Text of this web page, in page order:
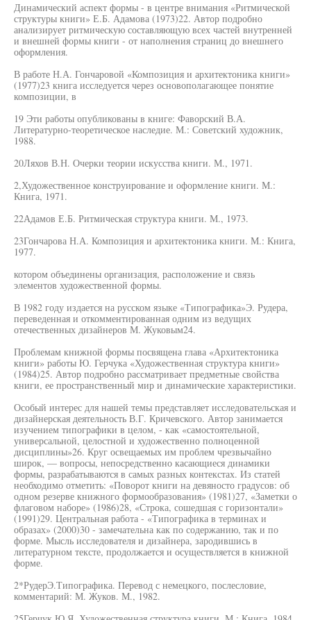
Динамический аспект формы - в центре внимания «Ритмической
структуры книги» Е.Б. Адамова (1973)22. Автор подробно
анализирует ритмическую составляющую всех частей внутренней
и внешней формы книги - от наполнения страниц до внешнего
оформления.
В работе Н.А. Гончаровой «Композиция и архитектоника книги»
(1977)23 книга исследуется через основополагающее понятие
композиции, в
19 Эти работы опубликованы в книге: Фаворский В.А.
Литературно-теоретическое наследие. М.: Советский художник,
1988.
20Ляхов В.Н. Очерки теории искусства книги. М., 1971.
2,Художественное конструирование и оформление книги. М.:
Книга, 1971.
22Адамов Е.Б. Ритмическая структура книги. М., 1973.
23Гончарова Н.А. Композиция и архитектоника книги. М.: Книга,
1977.
котором объединены организация, расположение и связь
элементов художественной формы.
В 1982 году издается на русском языке «Типографика»Э. Рудера,
переведенная и откомментированная одним из ведущих
отечественных дизайнеров М. Жуковым24.
Проблемам книжной формы посвящена глава «Архитектоника
книги» работы Ю. Герчука «Художественная структура книги»
(1984)25. Автор подробно рассматривает предметные свойства
книги, ее пространственный мир и динамические характеристики.
Особый интерес для нашей темы представляет исследовательская и
дизайнерская деятельность В.Г. Кричевского. Автор занимается
изучением типографики в целом, - как «самостоятельной,
универсальной, целостной и художественно полноценной
дисциплины»26. Круг освещаемых им проблем чрезвычайно
широк, — вопросы, непосредственно касающиеся динамики
формы, разрабатываются в самых разных контекстах. Из статей
необходимо отметить: «Поворот книги на девяносто градусов: об
одном резерве книжного формообразования» (1981)27, «Заметки о
флаговом наборе» (1986)28, «Строка, сошедшая с горизонтали»
(1991)29. Центральная работа - «Типографика в терминах и
образах» (2000)30 - замечательна как по содержанию, так и по
форме. Мысль исследователя и дизайнера, зародившись в
литературном тексте, продолжается и осуществляется в книжной
форме.
2*РудерЭ.Типографика. Перевод с немецкого, послесловие,
комментарий: М. Жуков. М., 1982.